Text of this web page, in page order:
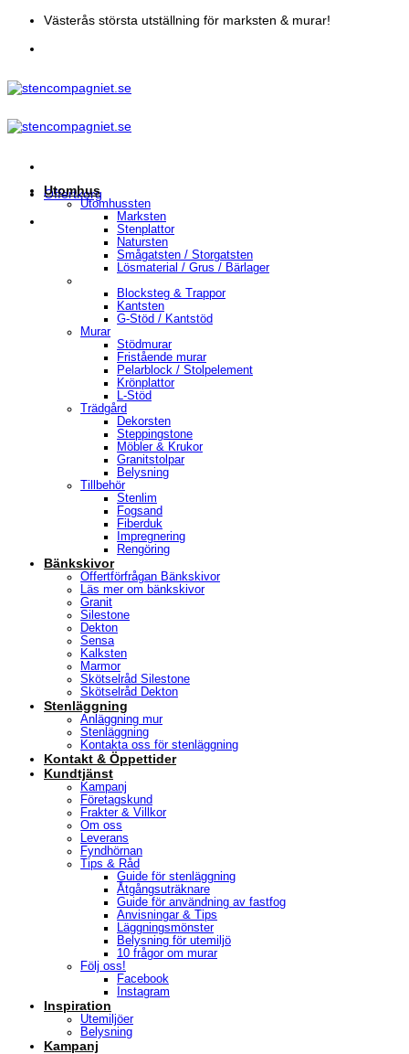
Skip
content
Västerås största utställning för marksten & murar!
Offertkorg
Utomhus
Utomhussten
Marksten
Stenplattor
Natursten
Smågatsten / Storgatsten
Lösmaterial / Grus / Bärlager
Blocksteg & Trappor
Kantsten
G-Stöd / Kantstöd
Murar
Stödmurar
Fristående murar
Pelarblock / Stolpelement
Krönplattor
L-Stöd
Trädgård
Dekorsten
Steppingstone
Möbler & Krukor
Granitstolpar
Belysning
Tillbehör
Stenlim
Fogsand
Fiberduk
Impregnering
Rengöring
Bänkskivor
Offertförfrågan Bänkskivor
Läs mer om bänkskivor
Granit
Silestone
Dekton
Sensa
Kalksten
Marmor
Skötselråd Silestone
Skötselråd Dekton
Stenläggning
Anläggning mur
Stenläggning
Kontakta oss för stenläggning
Kontakt & Öppettider
Kundtjänst
Kampanj
Företagskund
Frakter & Villkor
Om oss
Leverans
Fyndhörnan
Tips & Råd
Guide för stenläggning
Åtgångsuträknare
Guide för användning av fastfog
Anvisningar & Tips
Läggningsmönster
Belysning för utemiljö
10 frågor om murar
Följ oss!
Facebook
Instagram
Inspiration
Utemiljöer
Belysning
Kampanj